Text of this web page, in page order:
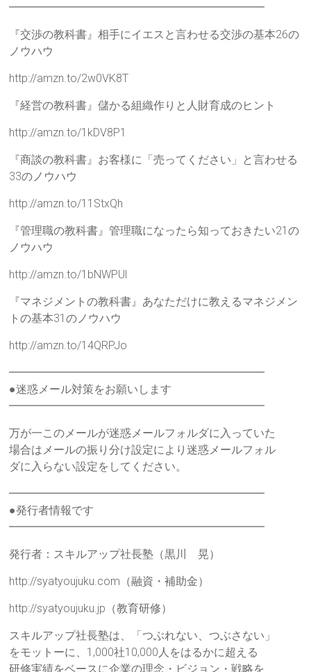
━━━━━━━━━━━━━━━━━━━━━━━
『交渉の教科書』相手にイエスと言わせる交渉の基本26の
ノウハウ
http://amzn.to/2w0VK8T
『経営の教科書』儲かる組織作りと人財育成のヒント
http://amzn.to/1kDV8P1
『商談の教科書』お客様に「売ってください」と言わせる
33のノウハウ
http://amzn.to/11StxQh
『管理職の教科書』管理職になったら知っておきたい21の
ノウハウ
http://amzn.to/1bNWPUl
『マネジメントの教科書』あなただけに教えるマネジメン
トの基本31のノウハウ
http://amzn.to/14QRPJo
━━━━━━━━━━━━━━━━━━━━━━━
●迷惑メール対策をお願いします
━━━━━━━━━━━━━━━━━━━━━━━
万が一このメールが迷惑メールフォルダに入っていた
場合はメールの振り分け設定により迷惑メールフォル
ダに入らない設定をしてください。
━━━━━━━━━━━━━━━━━━━━━━━
●発行者情報です
━━━━━━━━━━━━━━━━━━━━━━━
発行者：スキルアップ社長塾（黒川 晃）
http://syatyoujuku.com（融資・補助金）
http://syatyoujuku.jp（教育研修）
スキルアップ社長塾は、「つぶれない、つぶさない」
をモットーに、1,000社10,000人をはるかに超える
研修実績をベースに企業の理念・ビジョン・戦略を